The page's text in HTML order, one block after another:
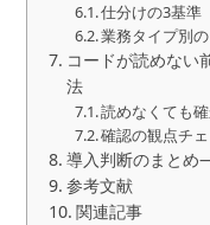
仕分けの3基準
業務タイプ別
コードが読めない
法
読めなくても
確認の観点チ
導入判断のまと
参考文献
関連記事